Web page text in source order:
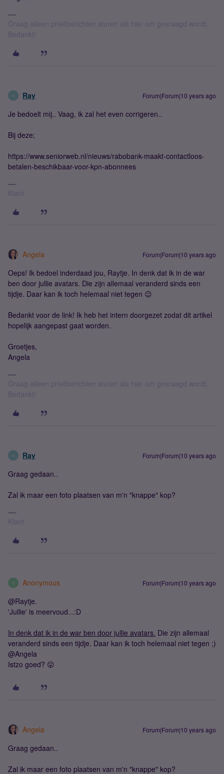
Graag alleen privéberichten sturen als hier om gevraagd wordt.
Bedankt!
R Ray Forum|Forum|10 years ago
Je bedoelt mij.. Vaag, ik zal het even corrigeren..
Bij deze;
https://www.seniorweb.nl/nieuws/rabobank-maakt-contactloos-
betalen-beschikbaar-voor-kpn-abonnees
Klant
Angela Forum|Forum|10 years ago
Oeps! Ik bedoel inderdaad jou, Raytje. In denk dat ik in de war
ben door jullie avatars. Die zijn allemaal veranderd sinds een
tijdje. Daar kan ik toch helemaal niet tegen 😉
Bedankt voor de link! Ik heb het intern doorgezet zodat dit artikel
hopelijk aangepast gaat worden.
Groetjes,
Angela
Graag alleen privéberichten sturen als hier om gevraagd wordt.
Bedankt!
R Ray Forum|Forum|10 years ago
Graag gedaan..
Zal ik maar een foto plaatsen van m'n "knappe" kop?
Klant
A Anonymous Forum|Forum|10 years ago
@Raytje.
'Jullie' is meervoud...:D
In denk dat ik in de war ben door jullie avatars. Die zijn allemaal
veranderd sinds een tijdje. Daar kan ik toch helemaal niet tegen ;)
@Angela
Istzo goed? 😛
Angela Forum|Forum|10 years ago
Graag gedaan..
Zal ik maar een foto plaatsen van m'n "knappe" kop?